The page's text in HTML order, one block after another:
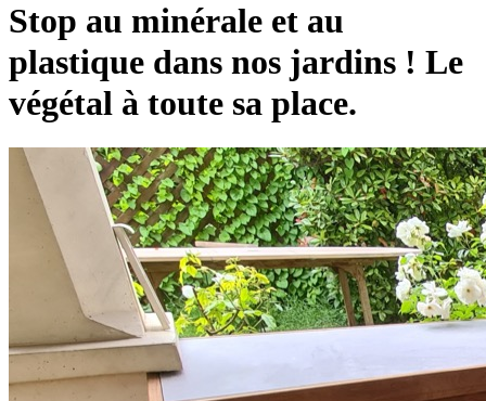
Stop au minérale et au
plastique dans nos jardins ! Le
végétal à toute sa place.